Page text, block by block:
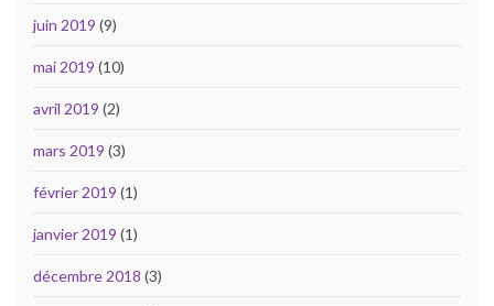
juin 2019 (9)
mai 2019 (10)
avril 2019 (2)
mars 2019 (3)
février 2019 (1)
janvier 2019 (1)
décembre 2018 (3)